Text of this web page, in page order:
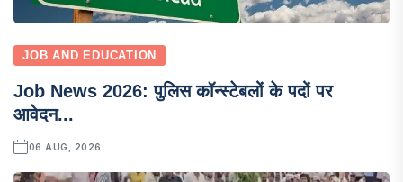
JOB AND EDUCATION
Job News 2026: पुलिस कॉन्स्टेबलों के पदों पर
आवेदन...
06 AUG, 2026